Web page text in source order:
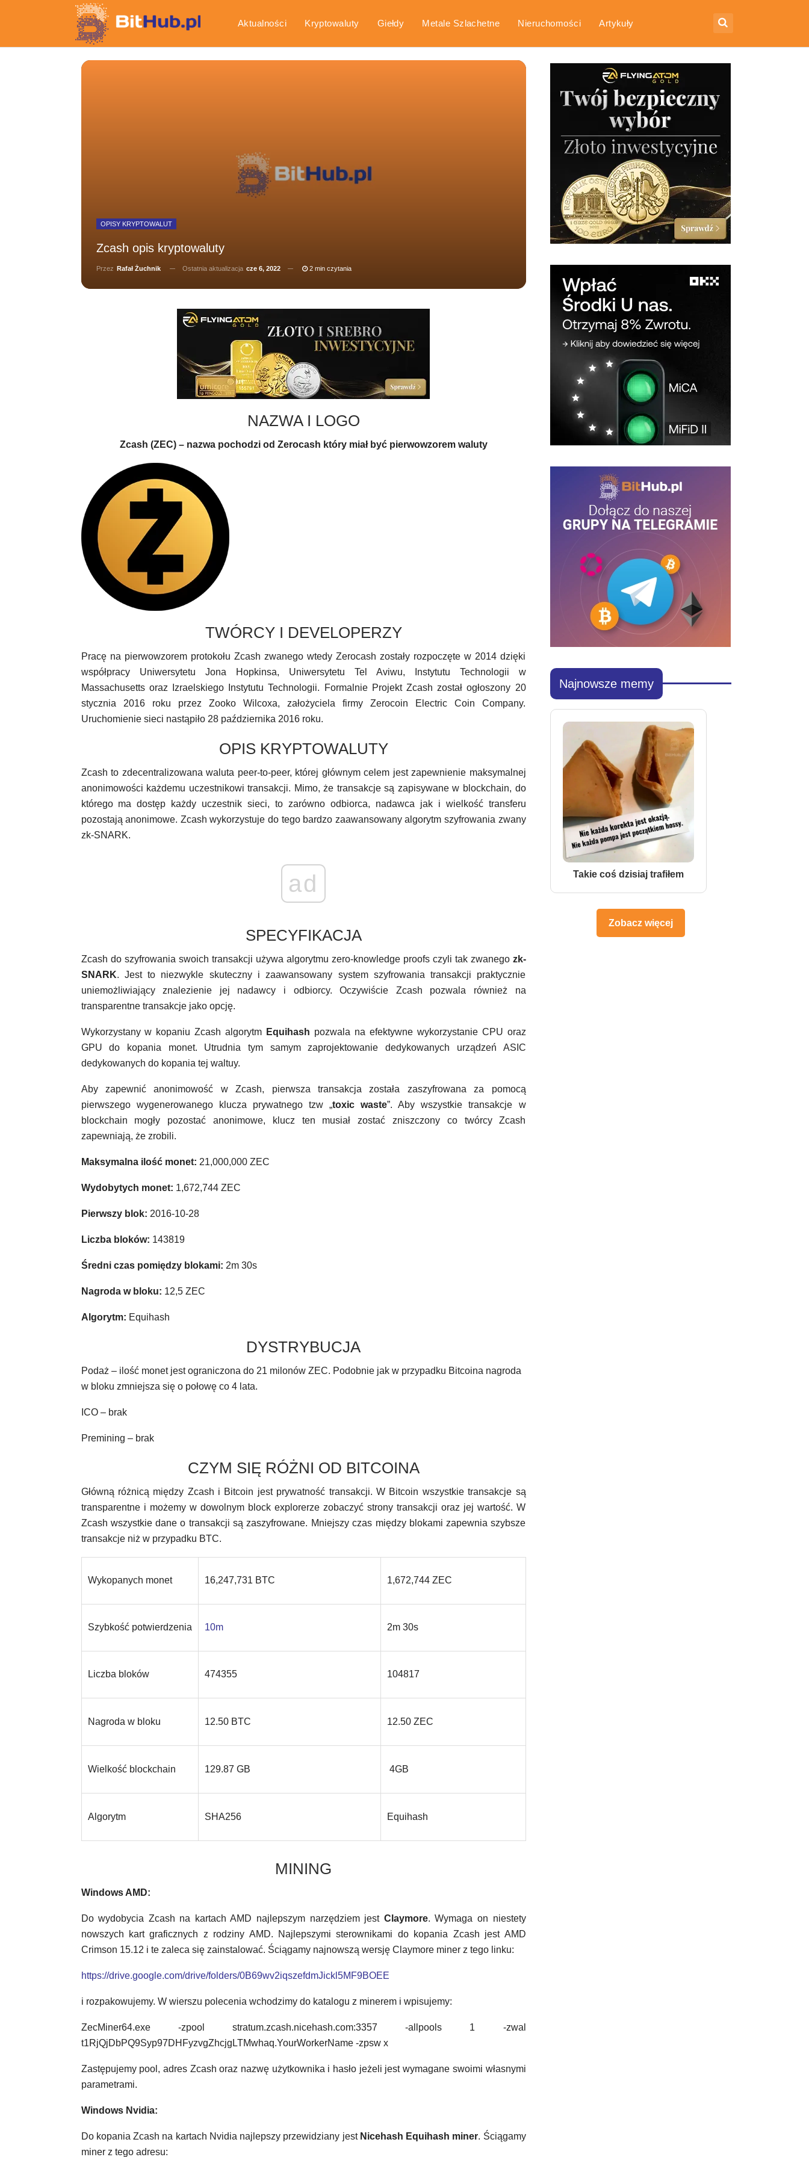
Aktualności Kryptowaluty Giełdy Metale Szlachetne Nieruchomości Artykuły
OPISY KRYPTOWALUT
Zcash opis kryptowaluty
Przez Rafał Żuchnik Ostatnia aktualizacja cze 6, 2022 2 min czytania
NAZWA I LOGO
Zcash (ZEC) – nazwa pochodzi od Zerocash który miał być pierwowzorem waluty
TWÓRCY I DEVELOPERZY
Pracę na pierwowzorem protokołu Zcash zwanego wtedy Zerocash zostały rozpoczęte w 2014 dzięki
współpracy Uniwersytetu Jona Hopkinsa, Uniwersytetu Tel Aviwu, Instytutu Technologii w
Massachusetts oraz Izraelskiego Instytutu Technologii. Formalnie Projekt Zcash został ogłoszony 20
stycznia 2016 roku przez Zooko Wilcoxa, założyciela firmy Zerocoin Electric Coin Company.
Uruchomienie sieci nastąpiło 28 października 2016 roku.
OPIS KRYPTOWALUTY
Zcash to zdecentralizowana waluta peer-to-peer, której głównym celem jest zapewnienie maksymalnej
anonimowości każdemu uczestnikowi transakcji. Mimo, że transakcje są zapisywane w blockchain, do
którego ma dostęp każdy uczestnik sieci, to zarówno odbiorca, nadawca jak i wielkość transferu
pozostają anonimowe. Zcash wykorzystuje do tego bardzo zaawansowany algorytm szyfrowania zwany
zk-SNARK.
ad
SPECYFIKACJA
Zcash do szyfrowania swoich transakcji używa algorytmu zero-knowledge proofs czyli tak zwanego zk-
SNARK. Jest to niezwykle skuteczny i zaawansowany system szyfrowania transakcji praktycznie
uniemożliwiający znalezienie jej nadawcy i odbiorcy. Oczywiście Zcash pozwala również na
transparentne transakcje jako opcję.
Wykorzystany w kopaniu Zcash algorytm Equihash pozwala na efektywne wykorzystanie CPU oraz
GPU do kopania monet. Utrudnia tym samym zaprojektowanie dedykowanych urządzeń ASIC
dedykowanych do kopania tej waltuy.
Aby zapewnić anonimowość w Zcash, pierwsza transakcja została zaszyfrowana za pomocą
pierwszego wygenerowanego klucza prywatnego tzw „toxic waste”. Aby wszystkie transakcje w
blockchain mogły pozostać anonimowe, klucz ten musiał zostać zniszczony co twórcy Zcash
zapewniają, że zrobili.
Maksymalna ilość monet: 21,000,000 ZEC
Wydobytych monet: 1,672,744 ZEC
Pierwszy blok: 2016-10-28
Liczba bloków: 143819
Średni czas pomiędzy blokami: 2m 30s
Nagroda w bloku: 12,5 ZEC
Algorytm: Equihash
DYSTRYBUCJA
Podaż – ilość monet jest ograniczona do 21 milonów ZEC. Podobnie jak w przypadku Bitcoina nagroda
w bloku zmniejsza się o połowę co 4 lata.
ICO – brak
Premining – brak
CZYM SIĘ RÓŻNI OD BITCOINA
Główną różnicą między Zcash i Bitcoin jest prywatność transakcji. W Bitcoin wszystkie transakcje są
transparentne i możemy w dowolnym block explorerze zobaczyć strony transakcji oraz jej wartość. W
Zcash wszystkie dane o transakcji są zaszyfrowane. Mniejszy czas między blokami zapewnia szybsze
transakcje niż w przypadku BTC.
Wykopanych monet 16,247,731 BTC 1,672,744 ZEC
Szybkość potwierdzenia 10m 2m 30s
Liczba bloków 474355 104817
Nagroda w bloku 12.50 BTC 12.50 ZEC
Wielkość blockchain 129.87 GB 4GB
Algorytm SHA256 Equihash
MINING
Windows AMD:
Do wydobycia Zcash na kartach AMD najlepszym narzędziem jest Claymore. Wymaga on niestety
nowszych kart graficznych z rodziny AMD. Najlepszymi sterownikami do kopania Zcash jest AMD
Crimson 15.12 i te zaleca się zainstalować. Ściągamy najnowszą wersję Claymore miner z tego linku:
https://drive.google.com/drive/folders/0B69wv2iqszefdmJickl5MF9BOEE
i rozpakowujemy. W wierszu polecenia wchodzimy do katalogu z minerem i wpisujemy:
ZecMiner64.exe -zpool stratum.zcash.nicehash.com:3357 -allpools 1 -zwal
t1RjQjDbPQ9Syp97DHFyzvgZhcjgLTMwhaq.YourWorkerName -zpsw x
Zastępujemy pool, adres Zcash oraz nazwę użytkownika i hasło jeżeli jest wymagane swoimi własnymi
parametrami.
Windows Nvidia:
Do kopania Zcash na kartach Nvidia najlepszy przewidziany jest Nicehash Equihash miner. Ściągamy
miner z tego adresu:
Najnowsze memy
Takie coś dzisiaj trafiłem
Zobacz więcej